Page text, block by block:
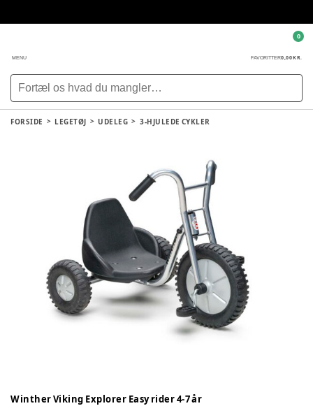
MENU FAVORITTER0,00 KR.
0
FORSIDE LEGETØJ UDELEG 3-HJULEDE CYKLER
Winther Viking Explorer Easy rider 4-7 år